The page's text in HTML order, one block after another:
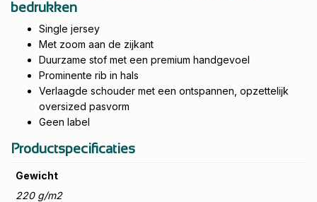
bedrukken
Single jersey
Met zoom aan de zijkant
Duurzame stof met een premium handgevoel
Prominente rib in hals
Verlaagde schouder met een ontspannen, opzettelijk
oversized pasvorm
Geen label
Productspecificaties
Gewicht
220 g/m2